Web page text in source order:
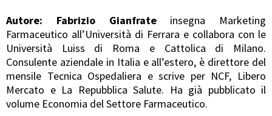
Autore:
Fabrizio Gianfrateinsegna Marketing
Farmaceutico all’Università di Ferrara e collabora con le
Università Luiss di Roma e Cattolica di Milano.
Consulente aziendale in Italia e all’estero, è direttore del
mensile Tecnica Ospedaliera e scrive per NCF, Libero
Mercato e La Repubblica Salute. Ha già pubblicato il
volume Economia del Settore Farmaceutico.